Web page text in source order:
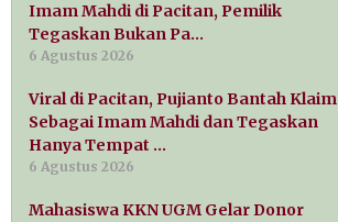
Imam Mahdi di Pacitan, Pemilik
Tegaskan Bukan Pa…
6 Agustus 2026
Viral di Pacitan, Pujianto Bantah Klaim
Sebagai Imam Mahdi dan Tegaskan
Hanya Tempat …
6 Agustus 2026
Mahasiswa KKN UGM Gelar Donor